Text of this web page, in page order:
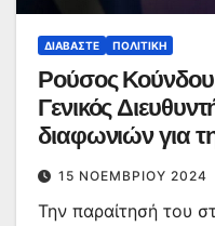
ΔΙΑΒΆΣΤΕ ΠΟΛΙΤΙΚΉ
Ρούσος
Γενικός
διαφωνιών για
ελληνοτουρκικά
15 ΝΟΕΜΒΡΊΟΥ 2024
Την παραίτησή του